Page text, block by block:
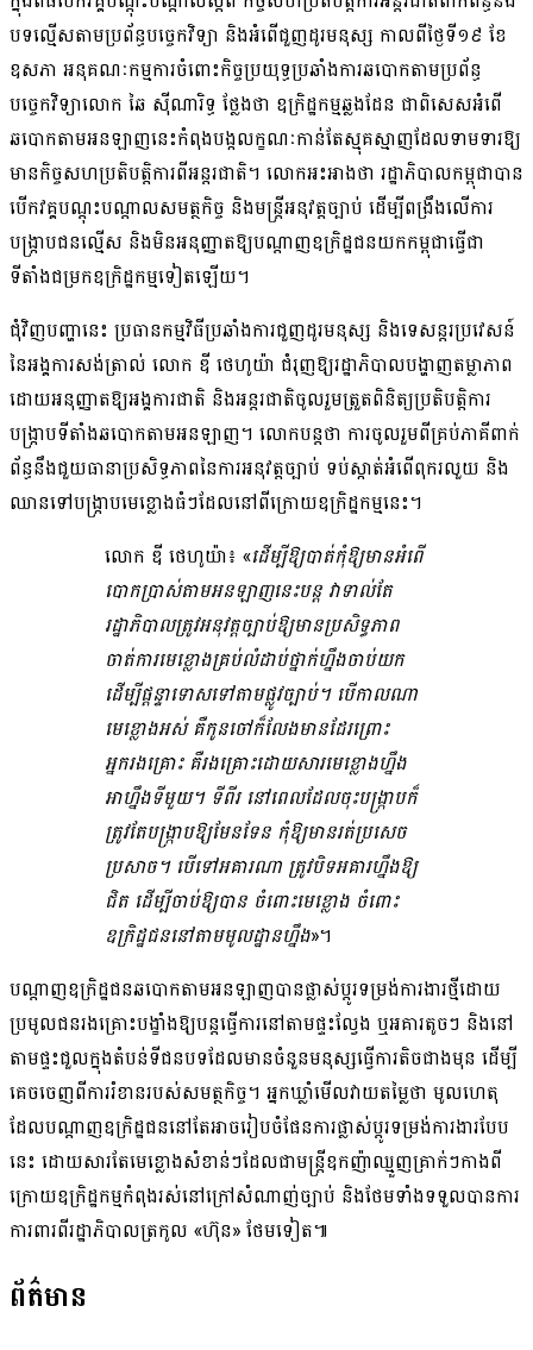
បទល្មើស​តាម​ប្រព័ន្ធ​បច្ចេកវិទ្យា និង​អំពើ​ជួញដូរ​មនុស្ស កាលពី​ថ្ងៃទី​១៩ ខែ
ឧសភា អនុគណៈកម្មការ​ចំពោះ​កិច្ច​ប្រយុទ្ធ​ប្រឆាំង​ការ​ឆបោក​តាម​ប្រព័ន្ធ​
បច្ចេកវិទ្យា​លោក ឆៃ ស៊ីណារិទ្ធ ថ្លែង​ថា ឧក្រិដ្ឋកម្ម​ឆ្លងដែន ជាពិសេស​អំពើ​
ឆបោក​តាម​អនឡាញ​នេះ​កំពុង​បង្ក​លក្ខណៈ​កាន់តែ​ស្មុគស្មាញ​ដែល​ទាមទារ​ឱ្យ​
មាន​កិច្ចសហប្រតិបត្តិការ​ពី​អន្តរជាតិ​។ លោក​អះអាង​ថា រដ្ឋាភិបាល​កម្ពុជា​បាន​
បើក​វគ្គ​បណ្ដុះបណ្ដាល​សមត្ថកិច្ច និង​មន្ត្រី​អនុវត្ត​ច្បាប់ ដើម្បី​ពង្រឹង​លើ​ការ​
បង្ក្រាប​ជនល្មើស និង​មិន​អនុញ្ញាត​ឱ្យ​បណ្ដាញ​ឧក្រិដ្ឋជន​យក​កម្ពុជា​ធ្វើជា​
ទីតាំង​ជម្រក​ឧក្រិដ្ឋកម្ម​ទៀត​ឡើយ។
ជុំវិញ​បញ្ហា​នេះ ប្រធាន​កម្មវិធី​ប្រឆាំង​ការ​ជួញដូរ​មនុស្ស និង​ទេសន្តរប្រវេសន៍​
នៃ​អង្គការ​សង់ត្រាល់ លោក ឌី ថេហូយ៉ា ជំរុញ​ឱ្យ​រដ្ឋាភិបាល​បង្ហាញ​តម្លាភាព​
ដោយ​អនុញ្ញាត​ឱ្យ​អង្គការ​ជាតិ និង​អន្តរជាតិ​ចូលរួម​ត្រួតពិនិត្យ​ប្រតិបត្តិ​ការ​
បង្ក្រាប​ទីតាំង​ឆបោក​តាម​អនឡាញ។ លោក​បន្ត​ថា ការ​ចូលរួម​ពី​គ្រប់​ភាគី​ពាក់
ព័ន្ធ​នឹង​ជួយ​ធានា​ប្រសិទ្ធភាព​នៃ​ការអនុវត្ត​ច្បាប់ ទប់ស្កាត់​អំពើពុករលួយ និង​
ឈាន​ទៅ​បង្ក្រាប​មេខ្លោង​ធំៗ​ដែល​នៅ​ពីក្រោយ​ឧក្រិដ្ឋកម្ម​នេះ។
លោក ឌី ថេហូយ៉ា៖ «ដើម្បី​ឱ្យ​បាត់​កុំឱ្យ​មាន​អំពើ​
បោកប្រាស់​តាម​អន​ឡាញ​នេះ​បន្ត វា​ទាល់តែ​
រដ្ឋាភិបាល​ត្រូវ​អនុវត្ត​ច្បាប់​ឱ្យ​មាន​ប្រសិទ្ធភាព​
ចាត់ការ​មេខ្លោង​គ្រប់​លំដាប់​ថ្នាក់​ហ្នឹង​ចាប់​យក
ដើម្បី​ផ្ដន្ទាទោស​ទៅតាម​ផ្លូវច្បាប់​។ បើកាលណា​
មេខ្លោង​អស់ គឺ​កូនចៅ​ក៏​លែង​មាន​ដែរ​ព្រោះ​
អ្នករងគ្រោះ គឺ​រងគ្រោះ​ដោយសារ​មេខ្លោង​ហ្នឹង
អាហ្នឹង​ទីមួយ​។ ទី​ពីរ នៅពេល​ដែល​ចុះ​បង្ក្រាប​ក៏​
ត្រូវតែ​បង្ក្រាប​ឱ្យ​មែនទែន កុំឱ្យ​មាន​រត់​ប្រសេច
ប្រសាច​។ បើ​ទៅ​អគារ​ណា ត្រូវ​បិទ​អគារ​ហ្នឹង​ឱ្យ​
ជិត ដើម្បី​ចាប់​ឱ្យ​បាន ចំពោះ​មេខ្លោង ចំពោះ​
ឧក្រិដ្ឋជន​នៅ​តាម​មូលដ្ឋាន​ហ្នឹង»។
បណ្ដាញ​ឧក្រិដ្ឋជន​ឆបោក​តាម​អនឡាញ​បាន​ផ្លាស់ប្ដូរ​ទម្រង់​ការងារ​ថ្មី​ដោយ​
ប្រមូល​ជនរងគ្រោះ​បង្ខាំង​ឱ្យ​បន្ត​ធ្វើការ​នៅ​តាម​ផ្ទះល្វែង ឬ​អគារ​តូចៗ និង​នៅ​
តាម​ផ្ទះជួល​ក្នុង​តំបន់​ទី​ជនបទ​ដែល​មាន​ចំនួន​មនុស្ស​ធ្វើការ​តិច​ជាង​មុន ដើម្បី​
គេច​ចេញ​ពី​ការ​រំខាន​របស់​សមត្ថកិច្ច។ អ្នកឃ្លាំមើល​វាយតម្លៃ​ថា មូលហេតុ​
ដែល​បណ្ដាញ​ឧក្រិដ្ឋជន​នៅតែ​អាច​រៀបចំ​ផែនការ​ផ្លាស់ប្ដូរ​ទម្រង់​ការងារ​បែប
នេះ ដោយសារតែ​មេខ្លោង​សំខាន់ៗ​ដែល​ជា​មន្ត្រី​ឧកញ៉ា​ឈ្មួញ​គ្រាក់ៗ​កាង​ពី
ក្រោយ​ឧក្រិដ្ឋកម្ម​កំពុង​រស់នៅ​ក្រៅ​សំណាញ់​ច្បាប់ និង​ថែមទាំង​ទទួល​បាន​ការ​
ការពារ​ពី​រដ្ឋាភិបាល​ត្រកូល «​ហ៊ុន​» ថែមទៀត៕
ព័ត៌មាន